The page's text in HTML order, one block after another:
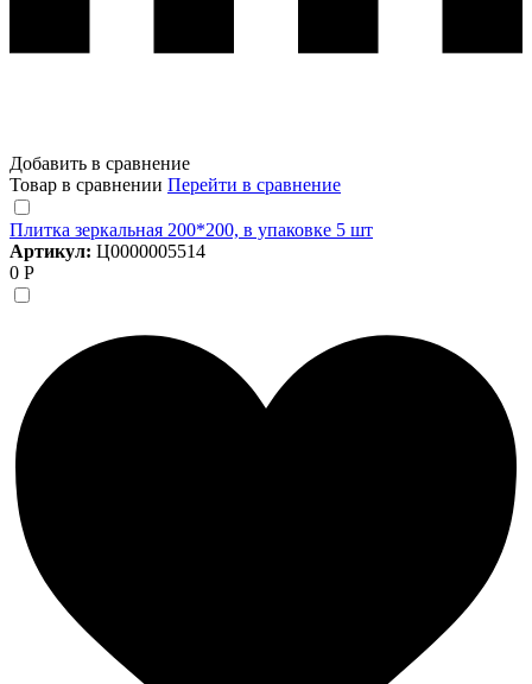
Добавить в сравнение
Товар в сравнении Перейти в сравнение
Плитка зеркальная 200*200, в упаковке 5 шт
Артикул: Ц0000005514
0 Р